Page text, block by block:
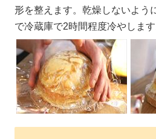
形を整えます。乾燥しないよう
で冷蔵庫で2時間程度冷やします